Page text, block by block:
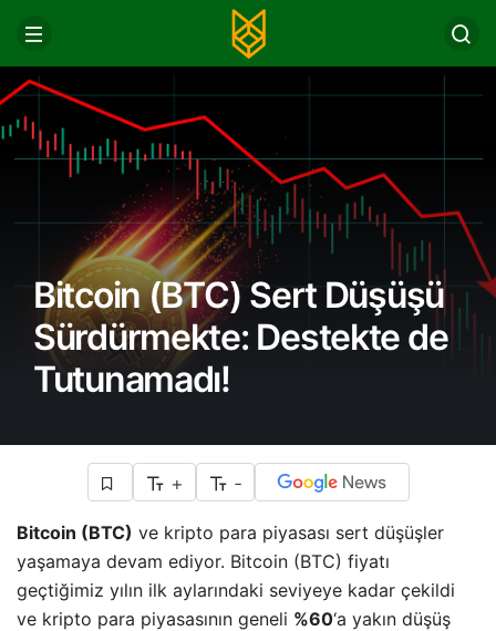
Bitcoin (BTC) Sert Düşüşü
Sürdürmekte: Destekte de
Tutunamadı!
+ -
Bitcoin (BTC) ve kripto para piyasası sert düşüşler
yaşamaya devam ediyor. Bitcoin (BTC) fiyatı
geçtiğimiz yılın ilk aylarındaki seviyeye kadar çekildi
ve kripto para piyasasının geneli %60‘a yakın düşüş